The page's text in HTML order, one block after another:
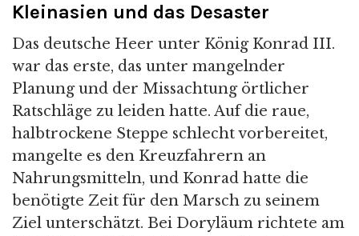
Kleinasien und das Desaster
Das deutsche Heer unter König Konrad III.
war das erste, das unter mangelnder
Planung und der Missachtung örtlicher
Ratschläge zu leiden hatte. Auf die raue,
halbtrockene Steppe schlecht vorbereitet,
mangelte es den Kreuzfahrern an
Nahrungsmitteln, und Konrad hatte die
benötigte Zeit für den Marsch zu seinem
Ziel unterschätzt. Bei Doryläum richtete am